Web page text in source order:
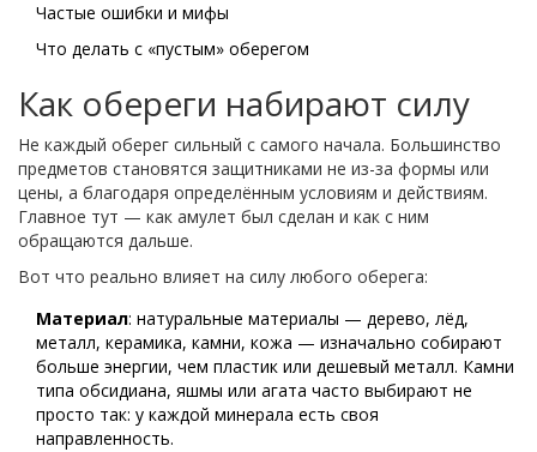
Частые ошибки и мифы
Что делать с «пустым» оберегом
Как обереги набирают силу
Не каждый оберег сильный с самого начала. Большинство
предметов становятся защитниками не из-за формы или
цены, а благодаря определённым условиям и действиям.
Главное тут — как амулет был сделан и как с ним
обращаются дальше.
Вот что реально влияет на силу любого оберега:
Материал: натуральные материалы — дерево, лёд,
металл, керамика, камни, кожа — изначально собирают
больше энергии, чем пластик или дешевый металл. Камни
типа обсидиана, яшмы или агата часто выбирают не
просто так: у каждой минерала есть своя
направленность.